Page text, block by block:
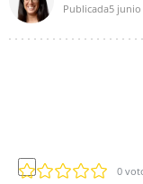
Publicada5 junio
0